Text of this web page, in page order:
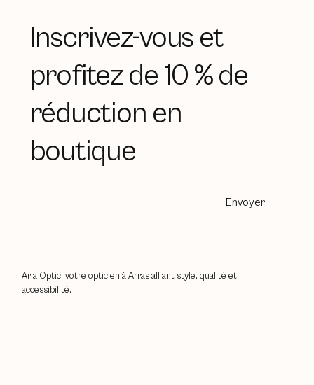
Inscrivez-vous et
profitez de 10 % de
réduction en
boutique
Envoyer
Aria Optic, votre opticien à Arras alliant style, qualité et
accessibilité.